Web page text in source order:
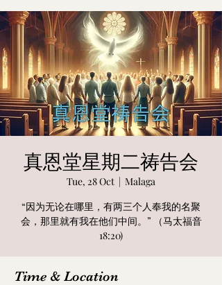
真恩堂星期二祷告会
Tue, 28 Oct
  |
Malaga
“因为无论在哪里，有两三个人奉我的名聚
会，那里就有我在他们中间。” （马太福音
18:20)
Time & Location